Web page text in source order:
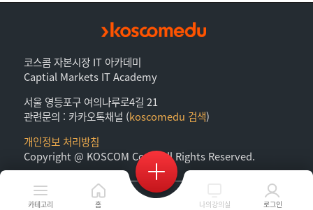
코스콤 자본시장 IT 아카데미
Captial Markets IT Academy
서울 영등포구 여의나루로4길 21
관련문의 : 카카오톡채널 (koscomedu 검색)
개인정보 처리방침
Copyright @ KOSCOM Corp. All Rights Reserved.
카테고리 홈 나의강의실 로그인